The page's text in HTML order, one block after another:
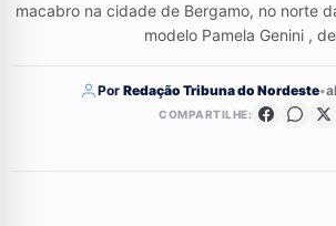
macabro na cidade de Bergamo, no norte
modelo Pamela Genini ,
Por Redação Tribuna do Nordeste•
COMPARTILHE: